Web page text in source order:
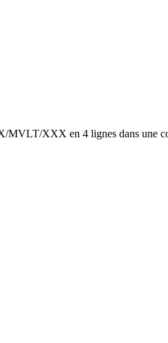
XXX en 4 lignes dans une